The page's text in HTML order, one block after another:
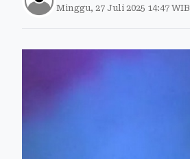
Minggu, 27 Juli 2025 14:47 WIB